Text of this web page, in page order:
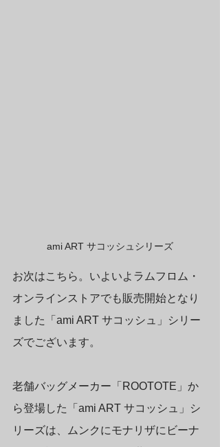
ami ART サコッシュシリーズ
お次はこちら。いよいよラムフロム・
オンラインストアでも販売開始となり
ました「ami ART サコッシュ」シリー
ズでございます。
老舗バッグメーカー「ROOTOTE」か
ら登場した「ami ART サコッシュ」シ
リーズは、ムンクにモナリザにビーナ